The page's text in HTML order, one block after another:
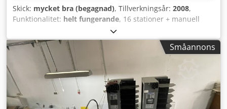
Skick: mycket bra (begagnad), Tillverkningsår: 2008,
Funktionalitet: helt fungerande, 16 stationer + manuell
hantering Högstapelmatare Dsdpfx Agszrxfgerjck SFT 350 S
(häftning/vikning/skärning) 4 häftningshuvuden ca 11,9
miljoner häftningar
Småannons